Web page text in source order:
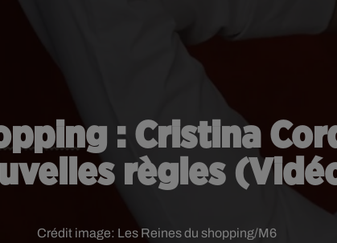
: Cristina
règles
Crédit image: Les Reines du shopping/M6